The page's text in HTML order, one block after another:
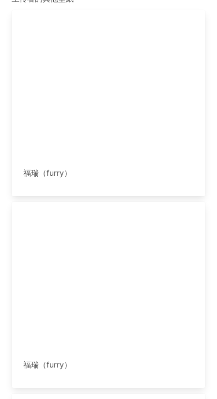
福瑞（furry）
福瑞（furry）